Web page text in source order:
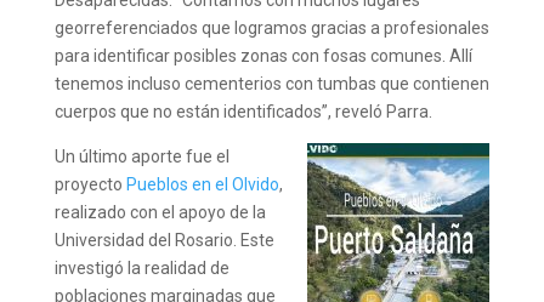
georreferenciados que logramos gracias a profesionales
para identificar posibles zonas con fosas comunes. Allí
tenemos incluso cementerios con tumbas que contienen
cuerpos que no están identificados”, reveló Parra.
Un último aporte fue el
proyecto Pueblos en el Olvido,
realizado con el apoyo de la
Universidad del Rosario. Este
investigó la realidad de
poblaciones marginadas que